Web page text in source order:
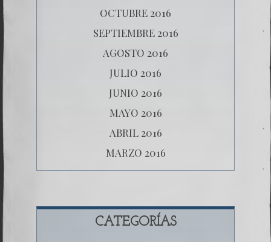
OCTUBRE 2016
SEPTIEMBRE 2016
AGOSTO 2016
JULIO 2016
JUNIO 2016
MAYO 2016
ABRIL 2016
MARZO 2016
CATEGORÍAS